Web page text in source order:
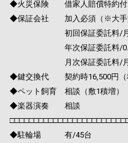
◆火災保険 借家人賠償特約付
◆保証会社 加入必須（※大手法
初回保証委託料/月額総
年次保証委託料/0.8万
月次保証委託料/月額
◆鍵交換代 契約時16,500円（
◆ペット飼育 相談（敷1積増）
◆楽器演奏 相談
◆駐輪場 有/45台